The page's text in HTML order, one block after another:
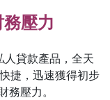
壓力
人貸款產品，全天
捷，迅速獲得初步
壓力。